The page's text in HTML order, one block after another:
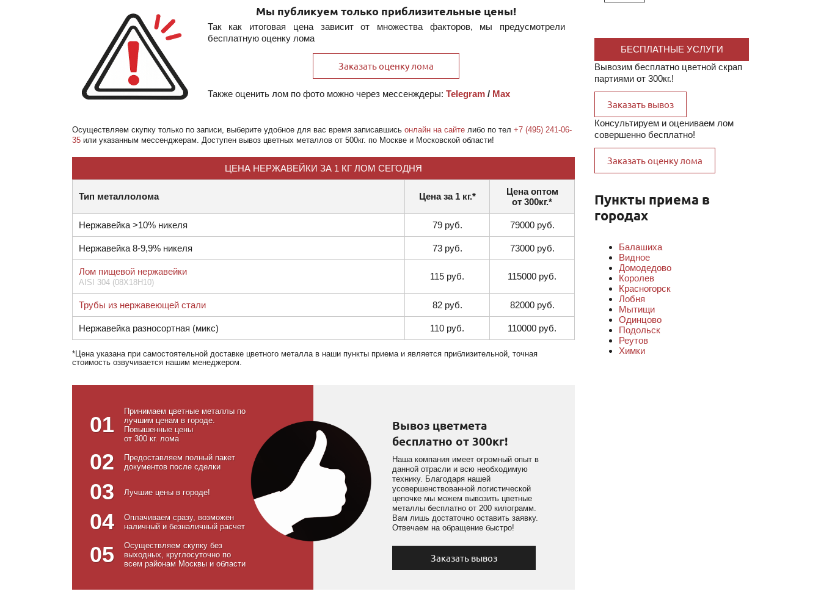
Мы публикуем только приблизительные цены!
Так как итоговая цена зависит от множества факторов, мы предусмотрели
бесплатную оценку лома
Заказать оценку лома
Также оценить лом по фото можно через мессенждеры: Telegram/ Max
Осуществляем скупку только по записи, выберите удобное для вас время записавшись онлайн на сайте либо по тел +7 (495) 241-06-
35 или указанным мессенджерам. Доступен вывоз цветных металлов от 500кг. по Москве и Московской области!
ЦЕНА НЕРЖАВЕЙКИ ЗА 1 КГ ЛОМ СЕГОДНЯ
Тип металлолома Цена за 1 кг.*
Цена оптом
от 300кг.*
Нержавейка >10% никеля 79 руб. 79000 руб.
Нержавейка 8-9,9% никеля 73 руб. 73000 руб.
Лом пищевой нержавейки
AISI 304 (08Х18Н10)
115 руб. 115000 руб.
Трубы из нержавеющей стали 82 руб. 82000 руб.
Нержавейка разносортная (микс) 110 руб. 110000 руб.
*Цена указана при самостоятельной доставке цветного металла в наши пункты приема и является приблизительной, точная
стоимость озвучивается нашим менеджером.
01
Принимаем цветные металлы по
лучшим ценам в городе.
Повышенные цены
от 300 кг. лома
02
Предоставляем полный пакет
документов после сделки
03 Лучшие цены в городе!
04
Оплачиваем сразу, возможен
наличный и безналичный расчет
05
Осуществляем скупку без
выходных, круглосуточно по
всем районам Москвы и области
Вывоз цветмета
бесплатно от 300кг!
Наша компания имеет огромный опыт в
данной отрасли и всю необходимую
технику. Благодаря нашей
усовершенствованной логистической
цепочке мы можем вывозить цветные
металлы бесплатно от 200 килограмм.
Вам лишь достаточно оставить заявку.
Отвечаем на обращение быстро!
Заказать вывоз
БЕСПЛАТНЫЕ УСЛУГИ
Вывозим бесплатно цветной скрап
партиями от 300кг.!
Заказать вывоз
Консультируем и оцениваем лом
совершенно бесплатно!
Заказать оценку лома
Пункты приема в
городах
Балашиха
Видное
Домодедово
Королев
Красногорск
Лобня
Мытищи
Одинцово
Подольск
Реутов
Химки